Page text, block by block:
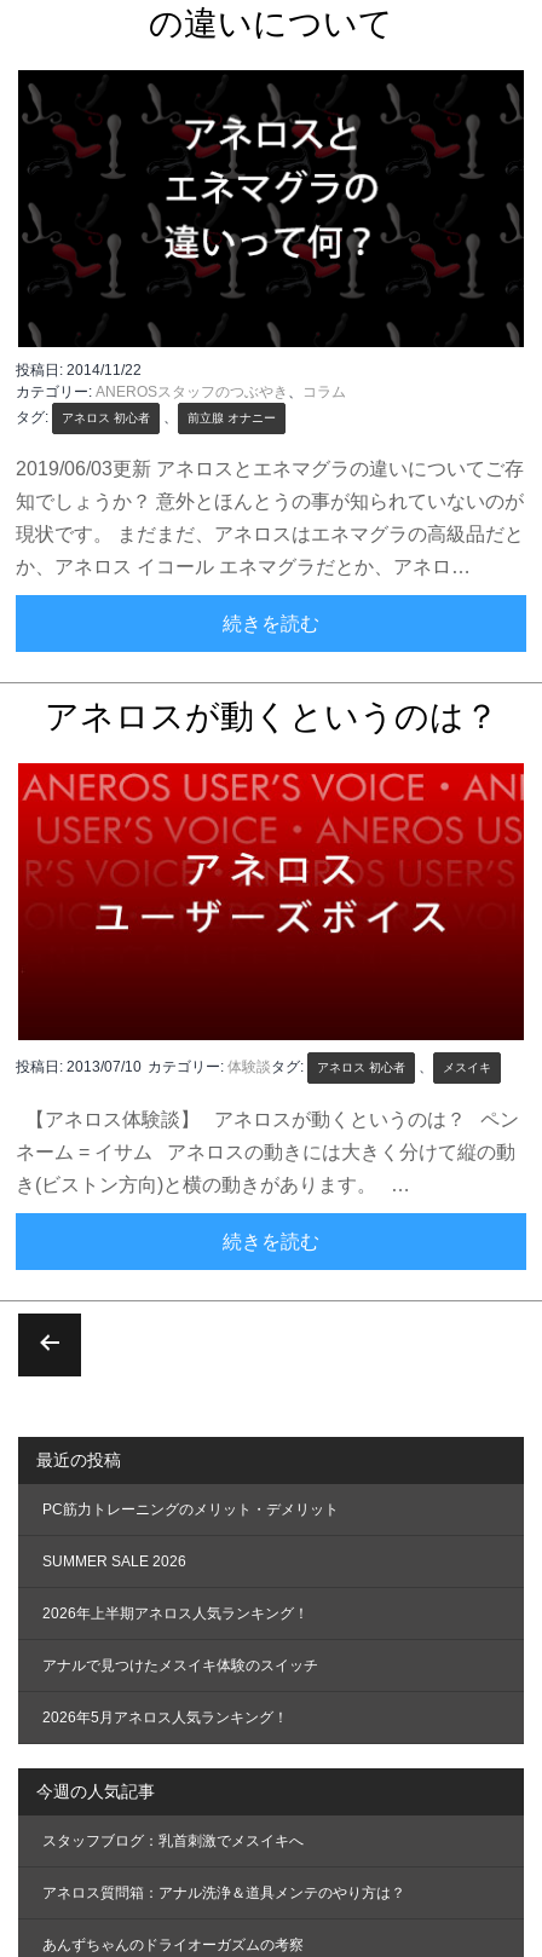
の違いについて
投稿日:2014/11/22
カテゴリー:ANEROSスタッフのつぶやき 、
コラム
タグ:
アネロス 初心者 、 前立腺 オナニー
2019/06/03更新 アネロスとエネマグラの違いについてご存
知でしょうか？ 意外とほんとうの事が知られていないのが
現状です。 まだまだ、アネロスはエネマグラの高級品だと
か、アネロス イコール エネマグラだとか、アネロ…
続きを読む
アネロスが動くというのは？
投稿日:2013/07/10 カテゴリー:体験談タグ: アネロス 初心者 、 メスイキ
【アネロス体験談】 アネロスが動くというのは？ ペン
ネーム = イサム アネロスの動きには大きく分けて縦の動
き(ビストン方向)と横の動きがあります。 …
続きを読む
の
ペ
ー
送
り
最近の投稿
PC筋力トレーニングのメリット・デメリット
SUMMER SALE 2026
2026年上半期アネロス人気ランキング！
アナルで見つけたメスイキ体験のスイッチ
2026年5月アネロス人気ランキング！
今週の人気記事
スタッフブログ：乳首刺激でメスイキへ
アネロス質問箱：アナル洗浄＆道具メンテのやり方は？
あんずちゃんのドライオーガズムの考察